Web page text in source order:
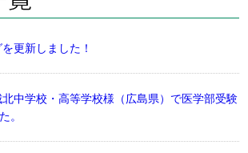
更新しました！
北中学校・高等学校様（広島県）で医学部受験
。